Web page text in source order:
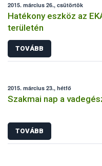
2015. március 26., csütörtök
Hatékony eszköz az
területén
TOVÁBB
2015. március 23., hétfő
Szakmai nap a
TOVÁBB